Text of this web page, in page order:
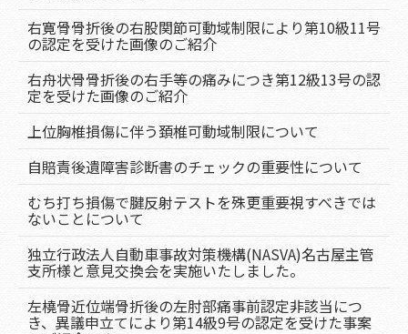
右寛骨骨折後の右股関節可動域制限により第10級11号
の認定を受けた画像のご紹介
右舟状骨骨折後の右手等の痛みにつき第12級13号の認
定を受けた画像のご紹介
上位胸椎損傷に伴う頚椎可動域制限について
自賠責後遺障害診断書のチェックの重要性について
むち打ち損傷で腱反射テストを殊更重要視すべきでは
ないことについて
独立行政法人自動車事故対策機構(NASVA)名古屋主管
支所様と意見交換会を実施いたしました。
左橈骨近位端骨折後の左肘部痛事前認定非該当につ
き、異議申立てにより第14級9号の認定を受けた事案